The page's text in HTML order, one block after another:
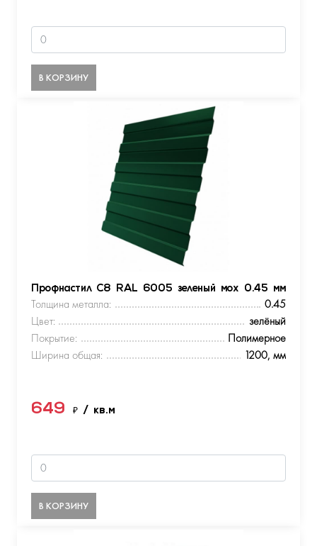
В КОРЗИНУ
Профнастил С8 RAL 6005 зеленый мох 0.45 мм
Толщина металла:
0.45
Цвет:
зелёный
Покрытие:
Полимерное
Ширина общая:
1200, мм
649 ₽ / кв.м
В КОРЗИНУ